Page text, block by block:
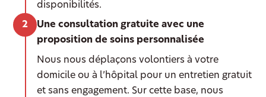
disponibilités.
Une consultation gratuite avec une
proposition de soins personnalisée
Nous nous déplaçons volontiers à votre
domicile ou à l’hôpital pour un entretien gratuit
et sans engagement. Sur cette base, nous